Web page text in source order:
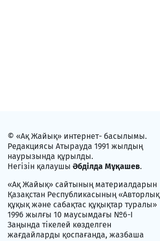
© «Ақ Жайық» интернет- басылымы.
Редакциясы Атырауда 1991 жылдың
наурызында құрылды.
Негізін қалаушы Әбділда Мұқашев.
«Ақ Жайық» сайтының материалдарын
Қазақстан Республикасының «Авторлық
құқық және сабақтас құқықтар туралы»
1996 жылғы 10 маусымдағы №6-I
Заңында тікелей көзделген
жағдайларды қоспағанда, жазбаша